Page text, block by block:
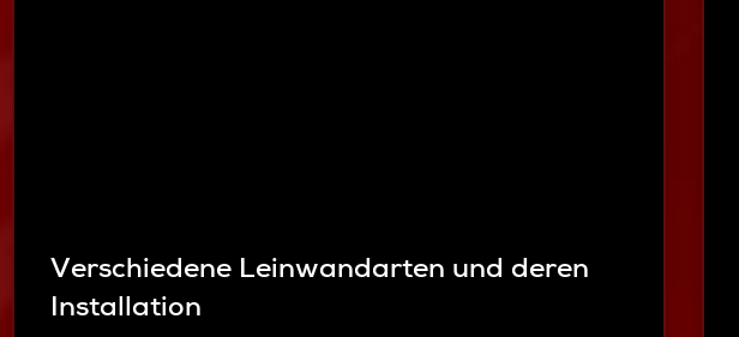
Verschiedene Leinwandarten und deren
Installation